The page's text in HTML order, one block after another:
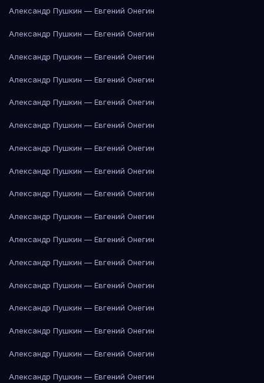
Александр Пушкин — Евгений Онегин
Александр Пушкин — Евгений Онегин
Александр Пушкин — Евгений Онегин
Александр Пушкин — Евгений Онегин
Александр Пушкин — Евгений Онегин
Александр Пушкин — Евгений Онегин
Александр Пушкин — Евгений Онегин
Александр Пушкин — Евгений Онегин
Александр Пушкин — Евгений Онегин
Александр Пушкин — Евгений Онегин
Александр Пушкин — Евгений Онегин
Александр Пушкин — Евгений Онегин
Александр Пушкин — Евгений Онегин
Александр Пушкин — Евгений Онегин
Александр Пушкин — Евгений Онегин
Александр Пушкин — Евгений Онегин
Александр Пушкин — Евгений Онегин